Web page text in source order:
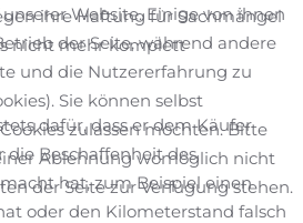
ihre Haftung für Sachmängel
nicht mehr komplett
dafür, dass er dem Käufer
die Beschaffenheit des
hat, zum Beispiel einen
oder den Kilometerstand falsch
Website. Einige von ihnen
der Seite, während andere
und die Nutzererfahrung zu
Sie können selbst
zulassen möchten. Bitte
Ablehnung womöglich nicht
der Seite zur Verfügung stehen.